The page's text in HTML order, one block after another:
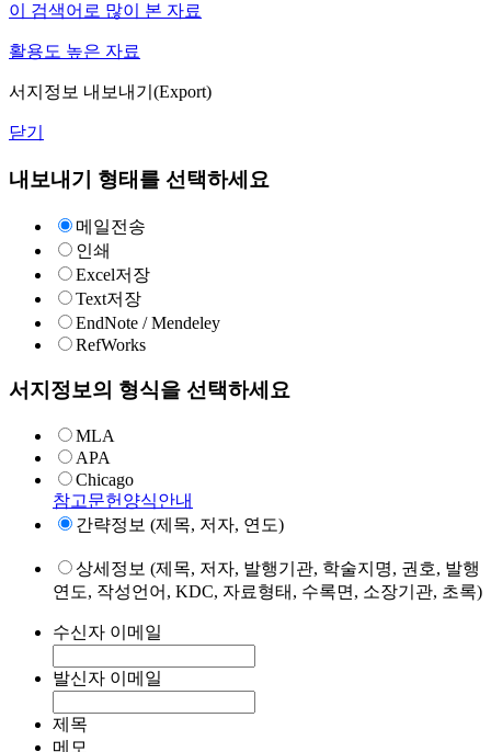
이 검색어로 많이 본 자료
활용도 높은 자료
서지정보 내보내기(Export)
닫기
내보내기 형태를 선택하세요
메일전송
인쇄
Excel저장
Text저장
EndNote / Mendeley
RefWorks
서지정보의 형식을 선택하세요
MLA
APA
Chicago
참고문헌양식안내
간략정보 (제목, 저자, 연도)
상세정보 (제목, 저자, 발행기관, 학술지명, 권호, 발행
연도, 작성언어, KDC, 자료형태, 수록면, 소장기관, 초록)
수신자 이메일
발신자 이메일
제목
메모